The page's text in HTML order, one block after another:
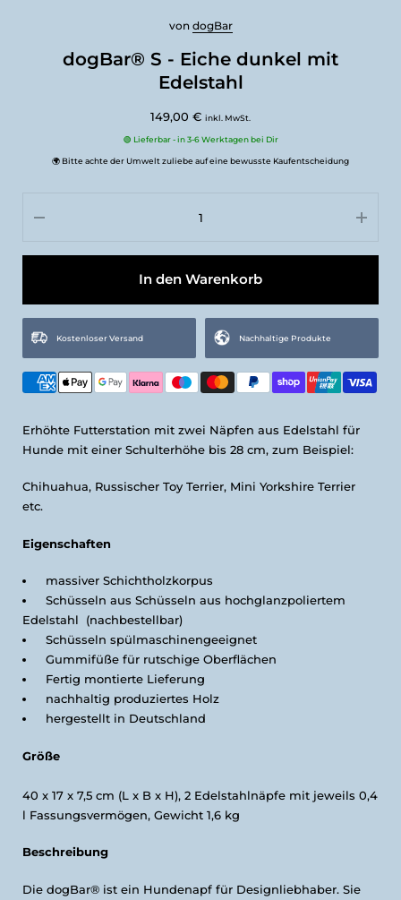
dogBar® S - Eiche dunkel mit
Edelstahl
von dogBar
149,00 € inkl. MwSt.
🟢 Lieferbar - in 3-6 Werktagen bei Dir
🌍 Bitte achte der Umwelt zuliebe auf eine bewusste Kaufentscheidung
In den Warenkorb
Kostenloser Versand Nachhaltige Produkte
Erhöhte Futterstation mit zwei Näpfen aus Edelstahl für
Hunde mit einer Schulterhöhe bis 28 cm, zum Beispiel:
Chihuahua, Russischer Toy Terrier, Mini Yorkshire Terrier
etc.
Eigenschaften
massiver Schichtholzkorpus
Schüsseln aus Schüsseln aus hochglanzpoliertem
Edelstahl
(nachbestellbar)
Schüsseln spülmaschinengeeignet
Gummifüße für rutschige Oberflächen
Fertig montierte Lieferung
nachhaltig produziertes Holz
hergestellt in Deutschland
Größe
40 x 17 x 7,5 cm (L x B x H), 2 Edelstahlnäpfe mit jeweils 0,4
l Fassungsvermögen, Gewicht 1,6 kg
Beschreibung
Die dogBar® ist ein Hundenapf für Designliebhaber. Sie